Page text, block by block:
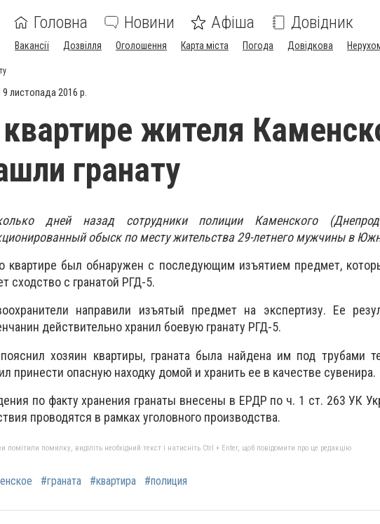
Головна Новини Афіша Довідник
Вакансії Дозвілля Оголошення Карта міста Погода Довідкова
9 листопада 2016 р.
жителя
гранату
дней назад сотрудники полиции Каменского
обыск по месту жительства 29-летнего мужчины в
квартире был обнаружен с последующим изъятием предмет,
сходство с гранатой РГД-5.
направили изъятый предмет на экспертизу. Ее
действительно хранил боевую гранату РГД-5.
хозяин квартиры, граната была найдена им под трубами
принести опасную находку домой и хранить ее в качестве сувенира.
по факту хранения гранаты внесены в ЕРДР по ч. 1 ст. 263 УК
проводятся в рамках уголовного производства.
помітили помилку, виділіть необхідний текст і натисніть Ctrl + Enter, щоб повідомити про це редакцію
#граната #квартира #полиция